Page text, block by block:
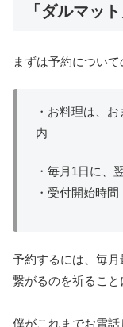
「ダルマッ
まずは予約につい
・お料理は、
内
・毎月1日に、
・受付開始時
予約するには、毎月
繋がるのを祈ること
僕がこれまでお電